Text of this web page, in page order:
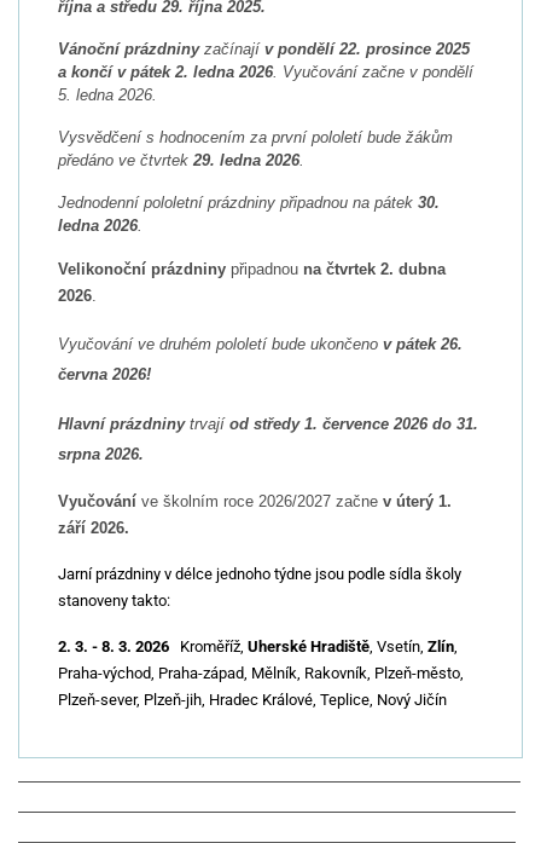
října a středu 29. října 2025.
Vánoční prázdninyzačínajív pondělí 22. prosince 2025
a končí v pátek 2. ledna 2026. Vyučování začne v pondělí
5. ledna 2026.
Vysvědčení s hodnocením za první pololetí bude žákům
předáno ve čtvrtek29. ledna 2026.
Jednodenní pololetní prázdniny připadnou na pátek30.
ledna 2026.
Velikonoční prázdniny připadnou na čtvrtek 2. dubna
2026.
Vyučování ve druhém pololetí bude ukončenov pátek 26.
června 2026!
Hlavní prázdninytrvajíod středy 1. července 2026 do 31.
srpna 2026.
Vyučování ve školním roce 2026/2027 začnev úterý 1.
září 2026.
Jarní prázdniny v délce jednoho týdne jsou podle sídla školy
stanoveny takto:
2. 3. - 8. 3. 2026 Kroměříž,Uherské Hradiště, Vsetín,Zlín,
Praha-východ, Praha-západ, Mělník, Rakovník, Plzeň-město,
Plzeň-sever, Plzeň-jih, Hradec Králové, Teplice, Nový Jičín